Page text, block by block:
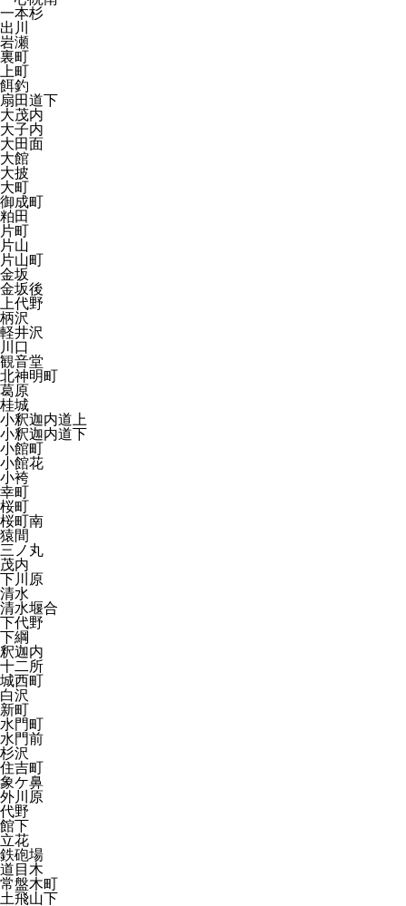
一本杉
出川
岩瀬
裏町
上町
餌釣
扇田道下
大茂内
大子内
大田面
大館
大披
大町
御成町
粕田
片町
片山
片山町
金坂
金坂後
上代野
柄沢
軽井沢
川口
観音堂
北神明町
葛原
桂城
小釈迦内道上
小釈迦内道下
小館町
小館花
小袴
幸町
桜町
桜町南
猿間
三ノ丸
茂内
下川原
清水
清水堰合
下代野
下綱
釈迦内
十二所
城西町
白沢
新町
水門町
水門前
杉沢
住吉町
象ケ鼻
外川原
代野
館下
立花
鉄砲場
道目木
常盤木町
土飛山下